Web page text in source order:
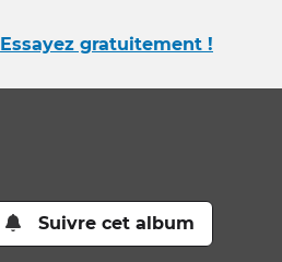
Essayez gratuitement !
Suivre cet album